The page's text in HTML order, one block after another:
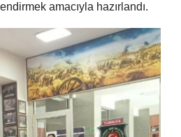
amacıyla hazırlandı.